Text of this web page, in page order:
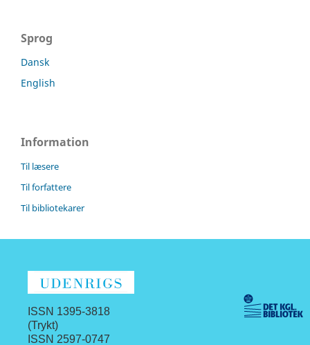
Sprog
Dansk
English
Information
Til læsere
Til forfattere
Til bibliotekarer
ISSN 1395-3818
(Trykt)
ISSN 2597-0747